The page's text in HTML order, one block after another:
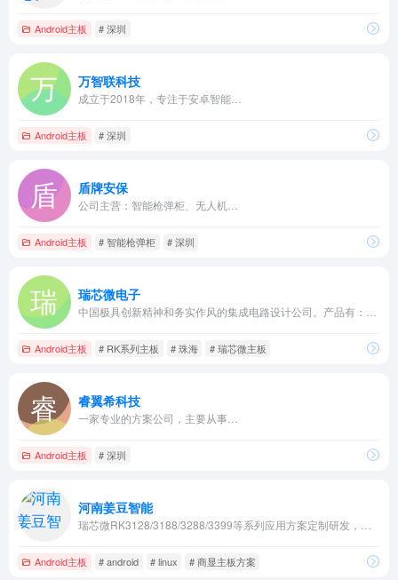
Android主板 # 深圳
万智联科技
成立于2018年，专注于安卓智能…
Android主板 # 深圳
盾牌安保
公司主营：智能枪弹柜、无人机…
Android主板 # 智能枪弹柜 # 深圳
瑞芯微电子
Android主板 # RK系列主板 # 珠海 # 瑞芯微主板
睿翼希科技
一家专业的方案公司，主要从事…
Android主板 # 深圳
河南姜豆智能
Android主板 # android # linux # 商显主板方案